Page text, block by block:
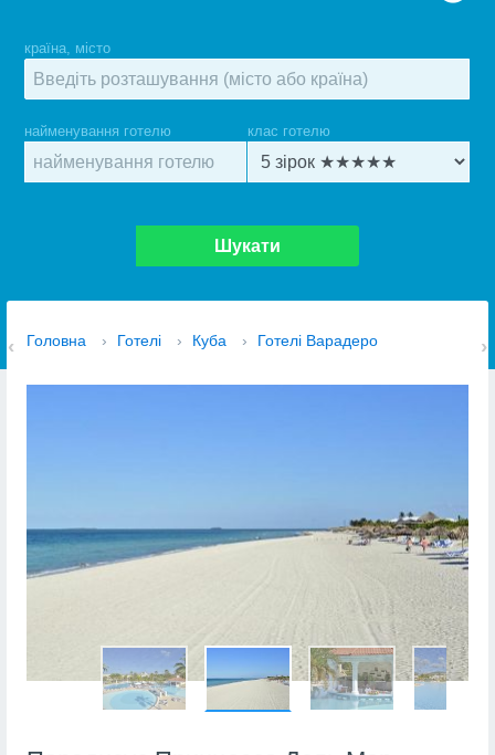
країна, місто
найменування готелю клас готелю
Шукати
Головна › Готелі › Куба › Готелі Варадеро